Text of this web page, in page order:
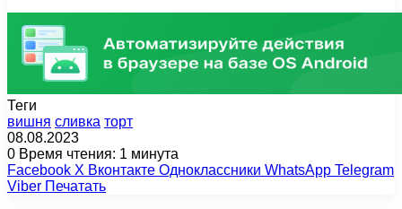
Теги
вишня сливка торт
08.08.2023
0 Время чтения: 1 минута
Facebook X Вконтакте Одноклассники WhatsApp Telegram
Viber Печатать